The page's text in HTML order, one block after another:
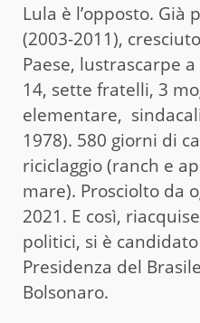
Lula è l’opposto. Già
(2003-2011),
Paese, lustrascarpe
14, sette fratelli, 3
elementare,
1978). 580 giorni di
riciclaggio (ranch e
mare). Prosciolto da
2021. E così,
politici, si è
Presidenza del
Bolsonaro.